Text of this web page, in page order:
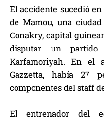
El accidente sucedió
de Mamou, una
Conakry, capital
disputar un
Karfamoriyah. En el
Gazzetta, había 27
componentes del staff
El entrenador del